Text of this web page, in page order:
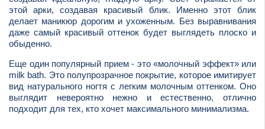
этой арки, создавая красивый блик. Именно этот блик
делает маникюр дорогим и ухоженным. Без выравнивания
даже самый красивый оттенок будет выглядеть плоско и
обыденно.
Еще один популярный прием - это «молочный эффект» или
milk bath. Это полупрозрачное покрытие, которое имитирует
вид натурального ногтя с легким молочным оттенком. Оно
выглядит невероятно нежно и естественно, отлично
подходит для тех, кто хочет максимального минимализма.